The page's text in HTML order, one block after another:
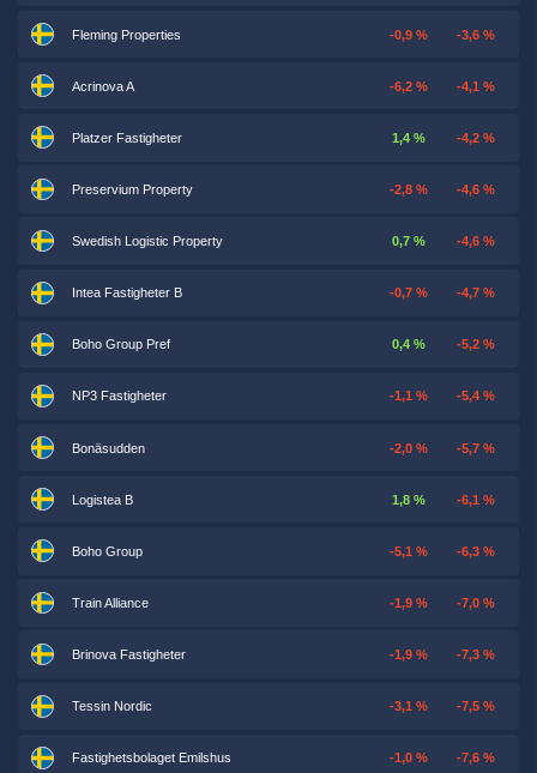
Fleming Properties -0,9 % -3,6 %
Acrinova A -6,2 % -4,1 %
Platzer Fastigheter 1,4 % -4,2 %
Preservium Property -2,8 % -4,6 %
Swedish Logistic Property 0,7 % -4,6 %
Intea Fastigheter B -0,7 % -4,7 %
Boho Group Pref 0,4 % -5,2 %
NP3 Fastigheter -1,1 % -5,4 %
Bonäsudden -2,0 % -5,7 %
Logistea B 1,8 % -6,1 %
Boho Group -5,1 % -6,3 %
Train Alliance -1,9 % -7,0 %
Brinova Fastigheter -1,9 % -7,3 %
Tessin Nordic -3,1 % -7,5 %
Fastighetsbolaget Emilshus -1,0 % -7,6 %